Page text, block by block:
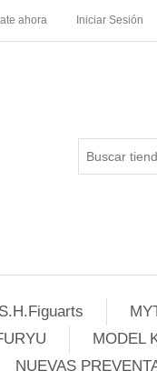
ahora Iniciar Sesión
MODEL
NUEVAS